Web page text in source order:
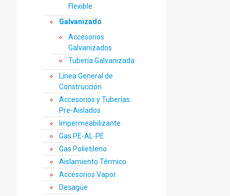
Flexible
Galvanizado
Accesorios
Galvanizados
Tubería Galvanizada
Línea General de
Construcción
Accesorios y Tuberías
Pre-Aislados
Impermeabilizante
Gas PE-AL-PE
Gas Polietileno
Aislamiento Térmico
Accesorios Vapor
Desagüe